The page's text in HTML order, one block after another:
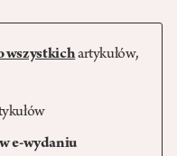
wszystkichartykułów,
e-wydaniu